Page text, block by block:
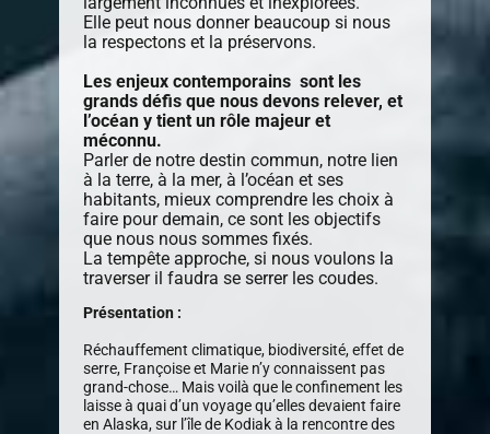
Elle peut nous donner beaucoup si nous
la respectons et la préservons.
Les enjeux contemporains sont les
grands défis que nous devons relever, et
l’océan y tient un rôle majeur et
méconnu.
Parler de notre destin commun, notre lien
à la terre, à la mer, à l’océan et ses
habitants, mieux comprendre les choix à
faire pour demain, ce sont les objectifs
que nous nous sommes fixés.
La tempête approche, si nous voulons la
traverser il faudra se serrer les coudes.
Présentation :
Réchauffement climatique, biodiversité, effet de
serre, Françoise et Marie n’y connaissent pas
grand-chose… Mais voilà que le confinement les
laisse à quai d’un voyage qu’elles devaient faire
en Alaska, sur l’île de Kodiak à la rencontre des